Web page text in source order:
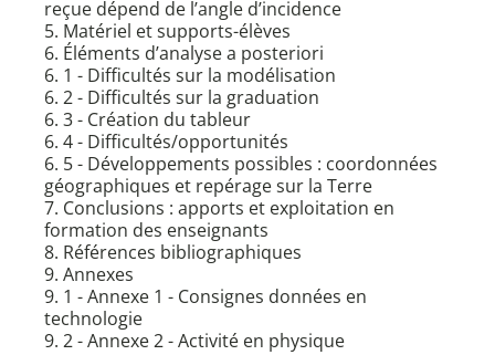
reçue dépend de l’angle d’incidence
5. Matériel et supports-élèves
6. Éléments d’analyse a posteriori
6. 1 - Difficultés sur la modélisation
6. 2 - Difficultés sur la graduation
6. 3 - Création du tableur
6. 4 - Difficultés/opportunités
6. 5 - Développements possibles : coordonnées
géographiques et repérage sur la Terre
7. Conclusions : apports et exploitation en
formation des enseignants
8. Références bibliographiques
9. Annexes
9. 1 - Annexe 1 - Consignes données en
technologie
9. 2 - Annexe 2 - Activité en physique